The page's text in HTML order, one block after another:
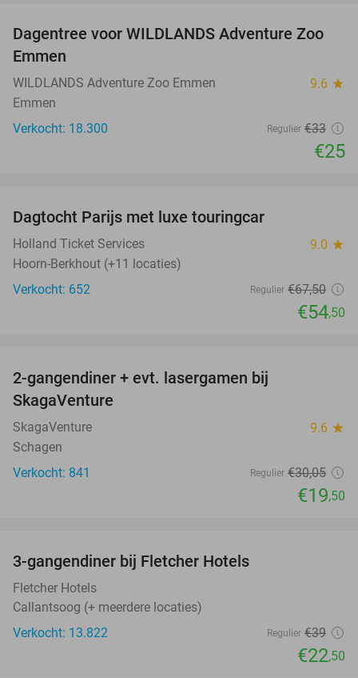
24%
Dagentree voor WILDLANDS Adventure Zoo
Emmen
WILDLANDS Adventure Zoo Emmen 9.6 star
Emmen
Verkocht: 18.300
Regulier €33
€25
Dagtocht Parijs met luxe touringcar
Holland Ticket Services 9.0 star
Hoorn-Berkhout (+11 locaties)
Verkocht: 652
Regulier €67,50
€54,50
2-gangendiner + evt. lasergamen bij
SkagaVenture
SkagaVenture 9.6 star
Schagen
Verkocht: 841
Regulier €30,05
€19,50
3-gangendiner bij Fletcher Hotels
Fletcher Hotels
Callantsoog (+ meerdere locaties)
Verkocht: 13.822
Regulier €39
€22,50